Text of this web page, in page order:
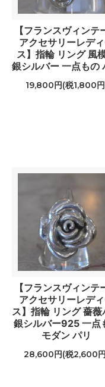
【フランスヴィンテ
アクセサリーレデ
ス】指輪 リング 風
銀シルバー 一点もの
19,800円(税1,800
【フランスヴィンテ
アクセサリーレデ
ス】指輪 リング 薔薇
銀シルバー925 一点
モダン パリ
28,600円(税2,600